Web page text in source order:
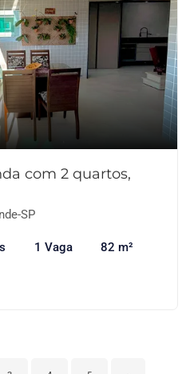
com 2 quartos,
SP
1 Vaga 82 m²